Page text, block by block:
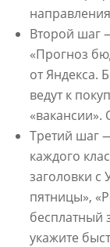
Второй шаг
«Прогноз
от Яндекса.
ведут к
«вакансии».
Третий шаг
каждого
заголовки с
пятницы»,
бесплатный
укажите